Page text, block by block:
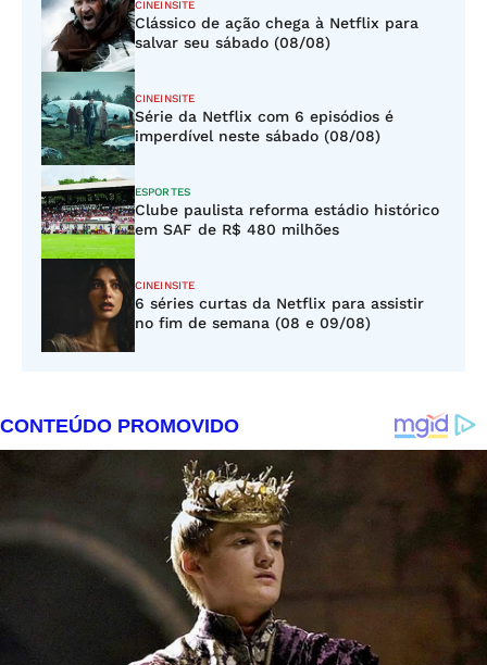
CINEINSITE
Clássico de ação chega à Netflix para
salvar seu sábado (08/08)
CINEINSITE
Série da Netflix com 6 episódios é
imperdível neste sábado (08/08)
ESPORTES
Clube paulista reforma estádio histórico
em SAF de R$ 480 milhões
CINEINSITE
6 séries curtas da Netflix para assistir
no fim de semana (08 e 09/08)